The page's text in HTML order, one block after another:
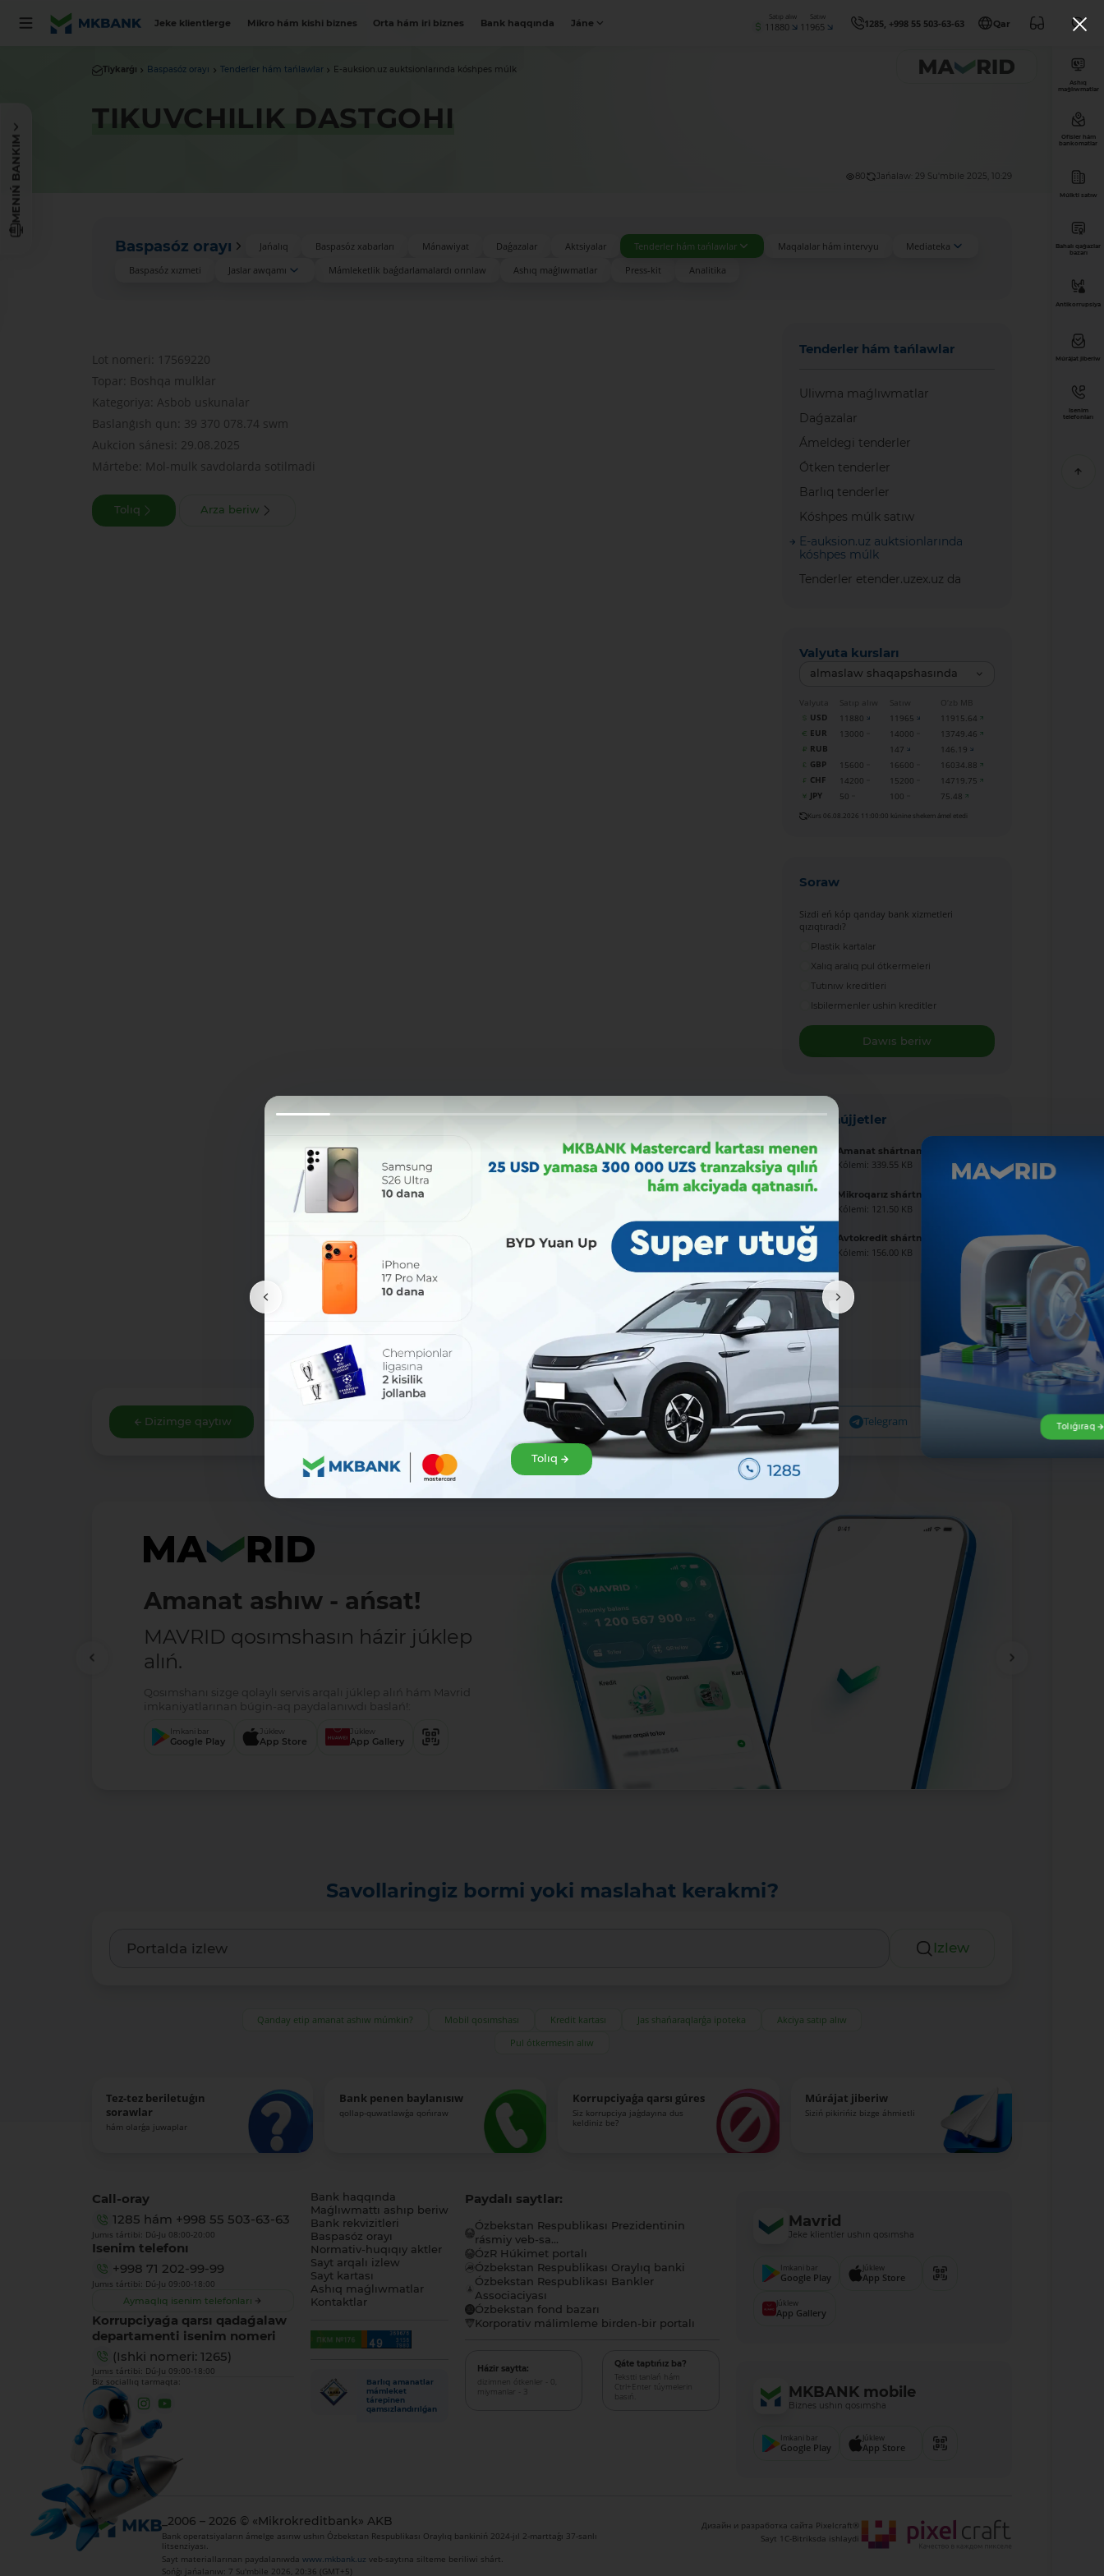
Jeke klientlerge Mikro hám kishi biznes Orta hám iri biznes Bank haqqında Jáne
Satıp alıw
11880
Satıw
11965 1285, +998 55 503-63-63 Qar
MENIŃ BANKIM
Tiykarǵı Baspasóz orayı Tenderler hám tańlawlar E-auksion.uz auktsionlarında kóshpes múlk
TIKUVCHILIK DASTGOHI
80 Jańalaw: 29 Su'mbile 2025, 10:29
Baspasóz orayı Jańalıq Baspasóz xabarları Mánawiyat Daǵazalar Aktsiyalar Tenderler hám tańlawlar Maqalalar hám intervyu
Mediateka
Baspasóz xızmeti
Jaslar awqamı Mámleketlik baǵdarlamalardı orınlaw Ashıq maǵlıwmatlar Press-kit Analitika
Lot nomeri: 17569220
Topar: Boshqa mulklar
Kategoriya: Asbob uskunalar
Baslanǵısh qun: 39 370 078.74 swm
Aukcion sánesi: 29.08.2025
Mártebe: Mol-mulk savdolarda sotilmadi
Tolıq Arza beriw
Tenderler hám tańlawlar
Uliwma maǵlıwmatlar
Daǵazalar
Ámeldegi tenderler
Ótken tenderler
Barlıq tenderler
Kóshpes múlk satıw
E-auksion.uz auktsionlarında
kóshpes múlk
Tenderler etender.uzex.uz da
Valyuta kursları
almaslaw shaqapshasında
Valyuta Satıp alıw Satıw
O‘zb MB
USD
11880 11965
11915.64
EUR
13000 14000
13749.46
RUB
147
146.19
GBP
15600 16600
16034.88
CHF
14200 15200
14719.75
JPY
50 100 75.48
Kurs 06.08.2026 11:00:00 kúnine shekem ámel etedi
Soraw
Sizdi eń kóp qanday bank xizmetleri
qızıqtıradı?
Plastik kartalar
Xalıq aralıq pul ótkermeleri
Tutınıw kreditleri
Isbilermenler ushin kreditler
Dawıs beriw
Jańa hújjetler
Amanat shártnaması úlgisi
Kólemi: 339.55 KB
Mikroqarız shártnaması úlgisi
Kólemi: 121.50 KB
Avtokredit shártnaması úlgisi
Kólemi: 156.00 KB
Dizimge qaytıw Bólisiw: Facebook Telegram
Amanat ashıw - ańsat!
MAVRID qosımshasın házir júklep
alıń.
Qosımshanı sizge qolaylı servis arqalı júklep alıń hám Mavrid
imkaniyatlarınan búgin-aq paydalanıwdı baslań!:
Imkani bar
Google Play
Júklew
App Store
Júklew
App Gallery
Savollaringiz bormi yoki maslahat kerakmi?
Izlew
Qanday etip amanat ashıw múmkin? Mobil qosımshası Kredit kartası Jas shańaraqlarǵa ipoteka
Akciya satıp alıw
Pul ótkermesin alıw
Tez-tez beriletuǵın
sorawlar
hám olarǵa juwaplar
Bank penen baylanısıw
qollap-quwatlawǵa qońıraw
Korrupciyaǵa qarsı gúres
Siz korrupciya jaǵdayına dus
keldiniz be?
Múrájat jiberiw
Siziń pikirińiz bizge áhmietli
Ashıq
maǵlıwmatlar
Ofisler hám
bankomatlar
Múlkti satıw
Bahalı qaǵazlar
bazarı
Antikorrupsiya
Múrájat jiberiw
Isenim
telefonları
Call-oray
1285 hám +998 55 503-63-63
Jumıs tártibi: Dú-Ju 08:00-20:00
Isenim telefonı
+998 71 202-99-99
Jumıs tártibi: Dú-Ju 09:00-18:00
Aymaqlıq isenim telefonları
Korrupciyaǵa qarsı qadaǵalaw
departamenti isenim nomeri
(Ishki nomeri: 1265)
Jumıs tártibi: Dú-Ju 09:00-18:00
Biz sociallıq tarmaqta:
Bank haqqında
Maǵlıwmattı ashıp beriw
Bank rekvizitleri
Baspasóz orayı
Normativ-huqıqıy aktler
Sayt arqalı izlew
Sayt kartası
Ashıq maǵlıwmatlar
Kontaktlar
Barlıq amanatlar
mámleket
tárepinen
qamsızlandırılǵan
Paydalı saytlar:
Ózbekstan Respublikası Prezidentinin
rásmiy veb-sa...
ÓzR Húkimet portalı
Ózbekstan Respublikası Oraylıq banki
Ózbekstan Respublikası Bankler
Associaciyası
Ózbekstan fond bazarı
Korporativ málimleme birden-bir portalı
Házir saytta:
dizimnen ótkenler - 0,
miymanlar - 3
Qáte taptıńız ba?
Tekstti tanlań hám
Ctrl+Enter túymelerin
basıń.
Mavrid
Jeke klientler ushın qosımsha
Imkani bar
Google Play
Júklew
App Store
Júklew
App Gallery
MKBANK mobile
Biznes ushın qosımsha
Imkani bar
Google Play
Júklew
App Store
_2006 – 2026 © «Mikrokreditbank» AKB
Bank operatsiyaların ámelge asırıw ushın Ózbekstan Respublikası Oraylıq bankiniń 2024-jıl 2-marttaǵı 37-sanlı
litsenziyası.
Sayt materiallarınan paydalanıwdawww.mkbank.uz veb-saytına silteme beriliwi shárt.
Sońǵı jańalanıw: 7 Su'mbile 2026, 20:36 (GMT+5)
Дизайн и разработка сайта Pixelcraft®
Sayt 1C-Bitriksda ishlaydi
Tolıq
Tolıǵıraq